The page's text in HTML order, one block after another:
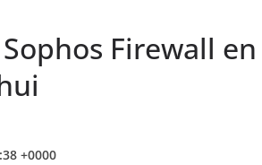
Firewall en
+0000